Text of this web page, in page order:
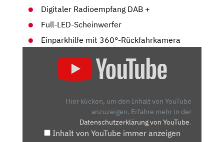
Digitaler Radioempfang DAB +
Full-LED-Scheinwerfer
Einparkhilfe mit 360°-Rückfahrkamera
Hier klicken, um den Inhalt von YouTube
anzuzeigen. Erfahre mehr in der
Datenschutzerklärung von YouTube.
Inhalt von YouTube immer anzeigen